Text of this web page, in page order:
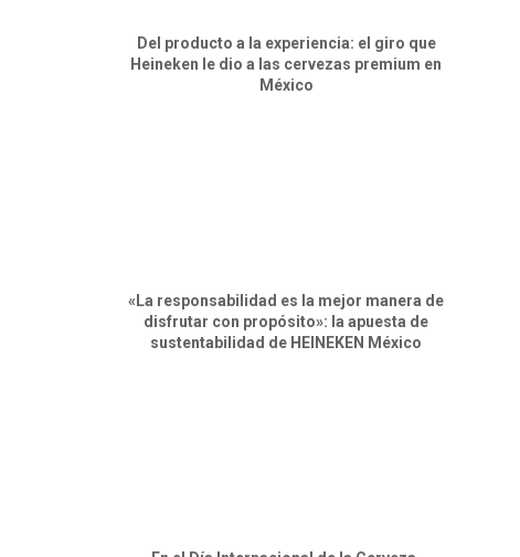
Del producto a la experiencia: el giro que
Heineken le dio a las cervezas premium en
México
«La responsabilidad es la mejor manera de
disfrutar con propósito»: la apuesta de
sustentabilidad de HEINEKEN México